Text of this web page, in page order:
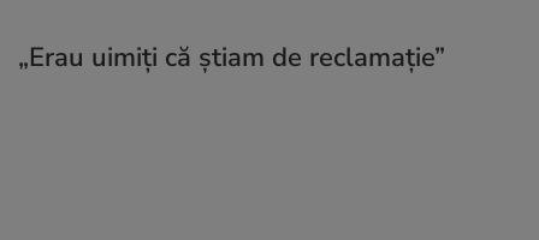
„Erau uimiți că știam de reclamație”